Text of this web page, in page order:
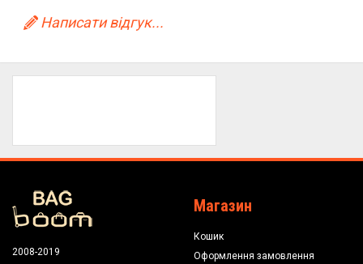
Написати відгук...
2008-2019
Магазин
Кошик
Оформлення замовлення